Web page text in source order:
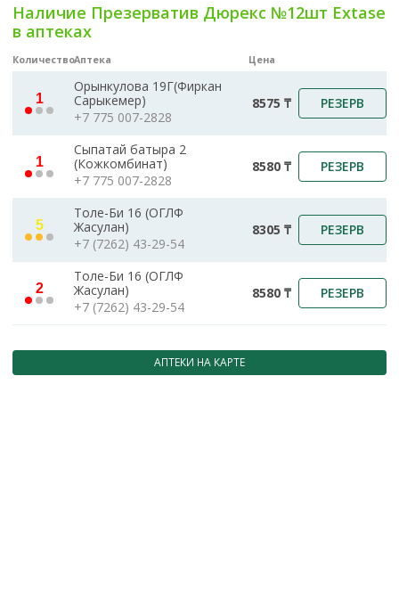
Наличие Презерватив Дюрекс №12шт Extase
в аптеках
КоличествоАптека Цена
1
Орынкулова 19Г(Фиркан
Сарыкемер)
+7 775 007-2828
8575 ₸ РЕЗЕРВ
1
Сыпатай батыра 2
(Кожкомбинат)
+7 775 007-2828
8580 ₸ РЕЗЕРВ
5
Толе-Би 16 (ОГЛФ
Жасулан)
+7 (7262) 43-29-54
8305 ₸ РЕЗЕРВ
2
Толе-Би 16 (ОГЛФ
Жасулан)
+7 (7262) 43-29-54
8580 ₸ РЕЗЕРВ
АПТЕКИ НА КАРТЕ